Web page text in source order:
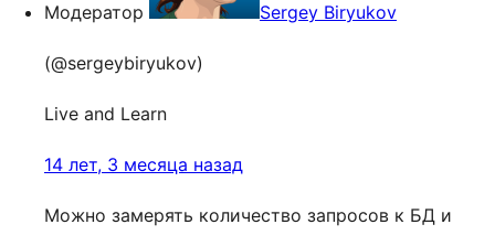
Модератор Sergey Biryukov
(@sergeybiryukov)
Live and Learn
14 лет, 3 месяца назад
Можно замерять количество запросов к БД и